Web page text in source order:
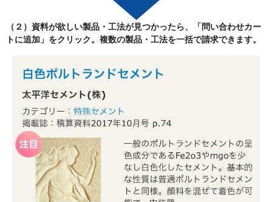
（２）資料が欲しい製品・工法が見つかったら、
「問い合わせカー
トに追加」 をクリック。複数の製品・工法を一括で請求できます。